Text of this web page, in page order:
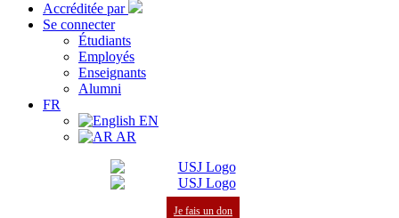
Accréditée par
Se connecter
Étudiants
Employés
Enseignants
Alumni
FR
EN
AR
Je fais un don